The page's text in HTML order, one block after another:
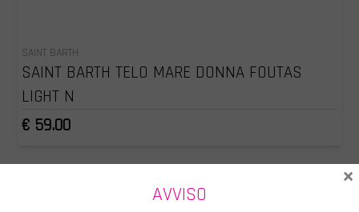
SAINT BARTH
SAINT BARTH TELO MARE DONNA FOUTAS
LIGHT N
€ 59.00
AVVISO
×